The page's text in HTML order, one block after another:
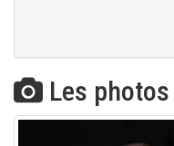
Les photos